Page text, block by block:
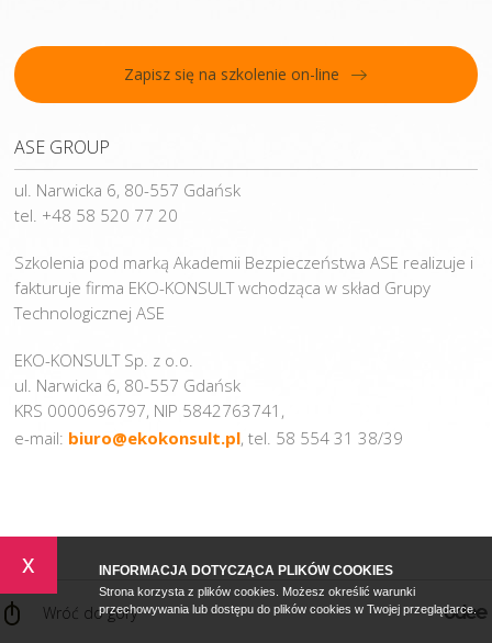
Zapisz się na szkolenie on-line
ASE GROUP
ul. Narwicka 6, 80-557 Gdańsk
tel. +48 58 520 77 20
Szkolenia pod marką Akademii Bezpieczeństwa ASE realizuje i
fakturuje firma EKO-KONSULT wchodząca w skład Grupy
Technologicznej ASE
EKO-KONSULT Sp. z o.o.
ul. Narwicka 6, 80-557 Gdańsk
KRS 0000696797, NIP 5842763741,
e-mail: biuro@ekokonsult.pl, tel. 58 554 31 38/39
Wróć do góry
x INFORMACJA DOTYCZĄCA PLIKÓW COOKIES
Strona korzysta z plików cookies. Możesz określić warunki
przechowywania lub dostępu do plików cookies w Twojej przeglądarce.